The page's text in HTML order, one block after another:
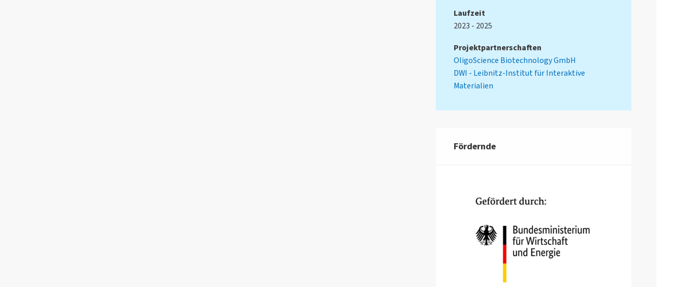
Laufzeit
2023 - 2025
Projektpartnerschaften
OligoScience Biotechnology GmbH
DWI - Leibnitz-Institut für Interaktive
Materialien
Fördernde